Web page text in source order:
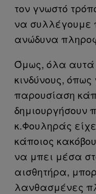
τον γνωστό
να συλλέγουμε
ανώδυνα
Όμως, όλα αυτά
κινδύνους,
παρουσίαση
δημιουργήσουν
κ.Φουληράς
κάποιος
να μπει μέσα
αισθητήρα,
λανθασμένες